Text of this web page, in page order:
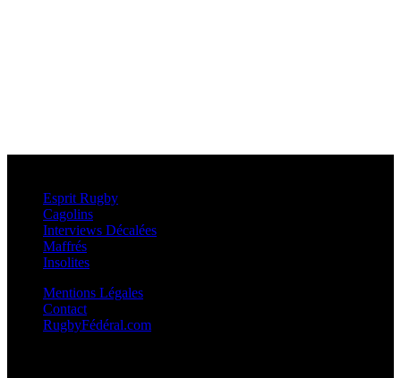
Esprit Rugby
Cagolins
Interviews Décalées
Maffrés
Insolites
Mentions Légales
Contact
RugbyFédéral.com